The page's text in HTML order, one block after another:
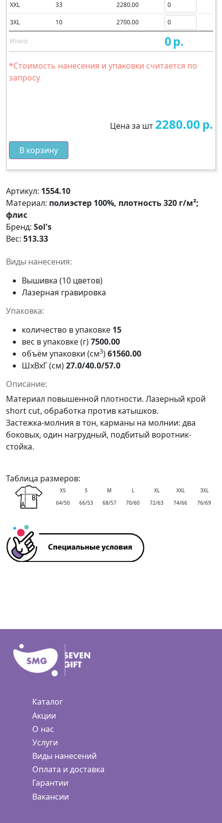
XXL 33 2280.00
3XL 10 2700.00
Итого: 0р.
*Стоимость нанесения и упаковки считается по
запросу
Цена за шт 2280.00р.
В корзину
Артикул: 1554.10
Материал: полиэстер 100%, плотность 320 г/м²;
флис
Бренд: Sol's
Вес: 513.33
Виды нанесения:
Вышивка (10 цветов)
Лазерная гравировка
Упаковка:
количество в упаковке 15
вес в упаковке (г)7500.00
объём упаковки (см3)61560.00
ШxВxГ (см)27.0/40.0/57.0
Описание:
Материал повышенной плотности. Лазерный крой
short cut, обработка против катышков.
Застежка-молния в тон, карманы на молнии: два
боковых, один нагрудный, подбитый воротник-
стойка.
Таблица размеров:
XS S M L XL XXL
3XL
64/50
66/53 68/57 70/60 72/63 74/66 76/69
Каталог
Акции
О нас
Услуги
Виды нанесений
Оплата и доставка
Гарантии
Вакансии